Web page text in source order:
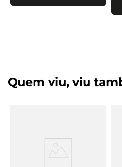
Quem viu, viu